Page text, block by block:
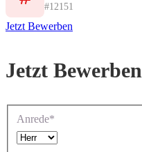
#12151
Jetzt Bewerben
Jetzt Bewerben
Anrede*